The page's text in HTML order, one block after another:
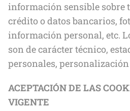
información sensible sobre
crédito o datos bancarios,
información personal, etc.
son de carácter técnico,
personales,
ACEPTACIÓN DE LAS
VIGENTE